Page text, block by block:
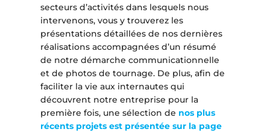
secteurs d’activités dans lesquels nous
intervenons, vous y trouverez les
présentations détaillées de nos dernières
réalisations accompagnées d’un résumé
de notre démarche communicationnelle
et de photos de tournage. De plus, afin de
faciliter la vie aux internautes qui
découvrent notre entreprise pour la
première fois, une sélection de nos plus
récents projets est présentée sur la page